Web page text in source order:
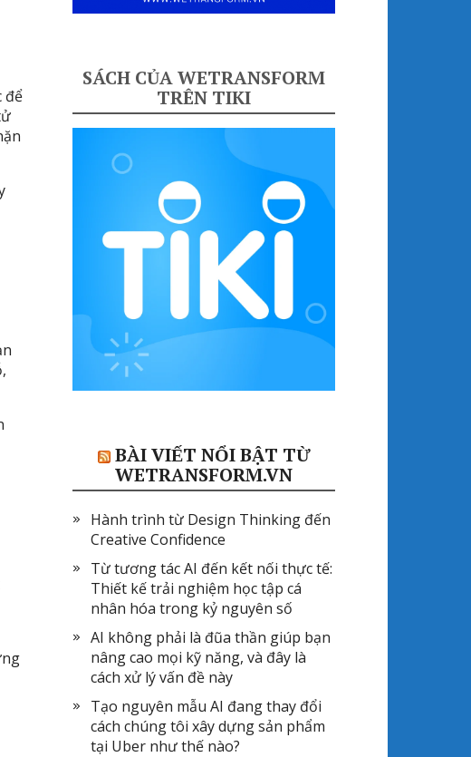
để
SÁCH CỦA WETRANSFORM
TRÊN TIKI
BÀI VIẾT NỔI BẬT TỪ
WETRANSFORM.VN
Hành trình từ Design Thinking đến
Creative Confidence
Từ tương tác AI đến kết nối thực tế:
Thiết kế trải nghiệm học tập cá
nhân hóa trong kỷ nguyên số
AI không phải là đũa thần giúp bạn
nâng cao mọi kỹ năng, và đây là
cách xử lý vấn đề này
Tạo nguyên mẫu AI đang thay đổi
cách chúng tôi xây dựng sản phẩm
tại Uber như thế nào?